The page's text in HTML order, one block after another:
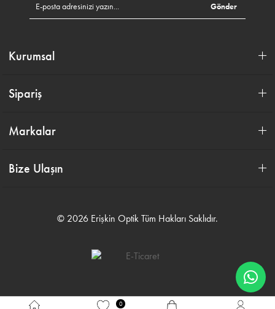
Gönder
Kurumsal
Sipariş
Markalar
Bize Ulaşın
© 2026 Erişkin Optik Tüm Hakları Saklıdır.
0